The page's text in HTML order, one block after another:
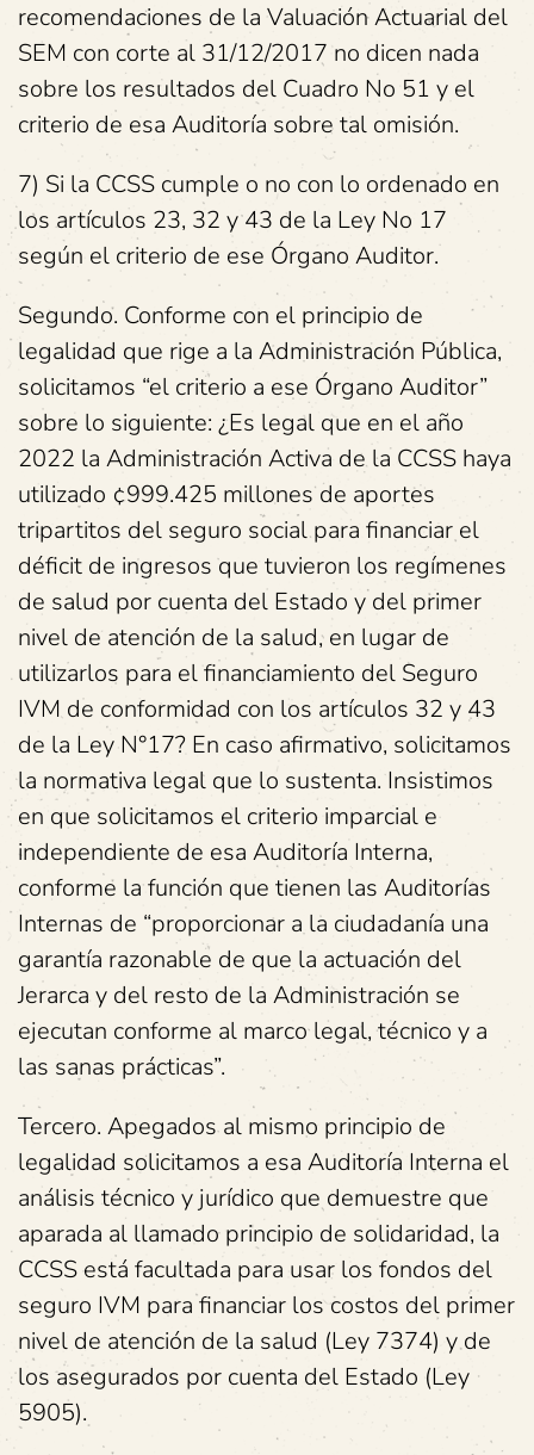
recomendaciones de la Valuación Actuarial del
SEM con corte al 31/12/2017 no dicen nada
sobre los resultados del Cuadro No 51 y el
criterio de esa Auditoría sobre tal omisión.
7) Si la CCSS cumple o no con lo ordenado en
los artículos 23, 32 y 43 de la Ley No 17
según el criterio de ese Órgano Auditor.
Segundo. Conforme con el principio de
legalidad que rige a la Administración Pública,
solicitamos “el criterio a ese Órgano Auditor”
sobre lo siguiente: ¿Es legal que en el año
2022 la Administración Activa de la CCSS haya
utilizado ¢999.425 millones de aportes
tripartitos del seguro social para financiar el
déficit de ingresos que tuvieron los regímenes
de salud por cuenta del Estado y del primer
nivel de atención de la salud, en lugar de
utilizarlos para el financiamiento del Seguro
IVM de conformidad con los artículos 32 y 43
de la Ley N°17? En caso afirmativo, solicitamos
la normativa legal que lo sustenta. Insistimos
en que solicitamos el criterio imparcial e
independiente de esa Auditoría Interna,
conforme la función que tienen las Auditorías
Internas de “proporcionar a la ciudadanía una
garantía razonable de que la actuación del
Jerarca y del resto de la Administración se
ejecutan conforme al marco legal, técnico y a
las sanas prácticas”.
Tercero. Apegados al mismo principio de
legalidad solicitamos a esa Auditoría Interna el
análisis técnico y jurídico que demuestre que
aparada al llamado principio de solidaridad, la
CCSS está facultada para usar los fondos del
seguro IVM para financiar los costos del primer
nivel de atención de la salud (Ley 7374) y de
los asegurados por cuenta del Estado (Ley
5905).